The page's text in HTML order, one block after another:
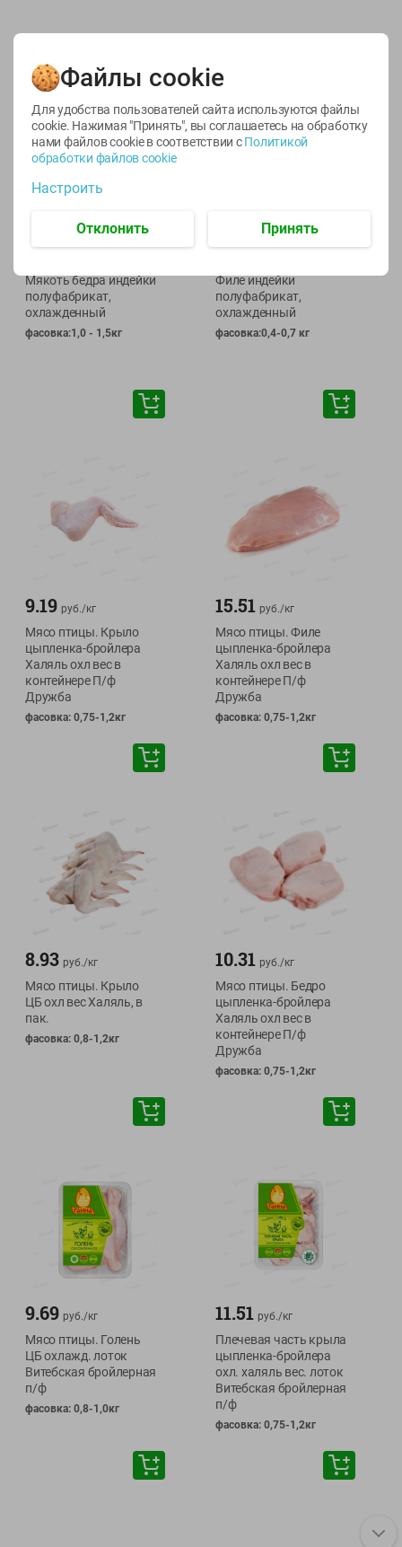
🕘12:00-20:00
23.99
Мякоть бедра индейки
полуфабрикат,
охлажденный
фасовка:1,0 - 1,5кг
🕘12:00-20:00
29.99
Филе индейки
полуфабрикат,
охлажденный
фасовка:0,4-0,7 кг
9.19 руб./кг
Мясо птицы. Крыло
цыпленка-бройлера
Халяль охл вес в
контейнере П/ф
Дружба
фасовка: 0,75-1,2кг
15.51 руб./кг
Мясо птицы. Филе
цыпленка-бройлера
Халяль охл вес в
контейнере П/ф
Дружба
фасовка: 0,75-1,2кг
8.93 руб./кг
Мясо птицы. Крыло
ЦБ охл вес Халяль, в
пак.
фасовка: 0,8-1,2кг
10.31 руб./кг
Мясо птицы. Бедро
цыпленка-бройлера
Халяль охл вес в
контейнере П/ф
Дружба
фасовка: 0,75-1,2кг
9.69 руб./кг
Мясо птицы. Голень
ЦБ охлажд. лоток
Витебская бройлерная
п/ф
фасовка: 0,8-1,0кг
11.51 руб./кг
Плечевая часть крыла
цыпленка-бройлера
охл. халяль вес. лоток
Витебская бройлерная
п/ф
фасовка: 0,75-1,2кг
Файлы cookie
Для удобства пользователей сайта используются файлы
cookie. Нажимая "Принять", вы соглашаетесь на обработку
нами файлов cookie в соответствии с Политикой
обработки файлов cookie
Настроить
Отклонить Принять